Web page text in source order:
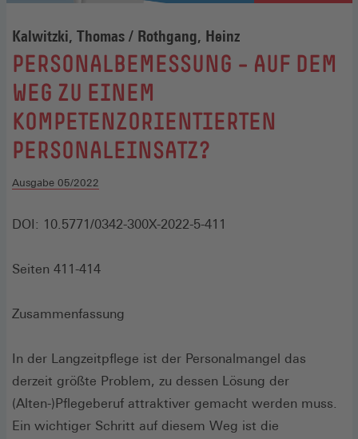
Kalwitzki, Thomas / Rothgang, Heinz
:
PERSONALBEMESSUNG – AUF DEM
WEG ZU EINEM
KOMPETENZORIENTIERTEN
PERSONALEINSATZ?
Ausgabe 05/2022
DOI: 10.5771/0342-300X-2022-5-411
Seiten 411-414
Zusammenfassung
In der Langzeitpflege ist der Personalmangel das
derzeit größte Problem, zu dessen Lösung der
(Alten-)Pflegeberuf attraktiver gemacht werden muss.
Ein wichtiger Schritt auf diesem Weg ist die